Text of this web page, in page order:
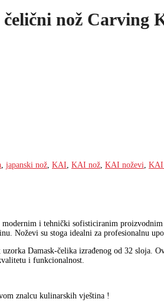
nož Carving
japanski nož KAI KAI nož KAI noževi KAI
i tehnički sofisticiranim
Noževi su stoga idealni za profesionalnu
Damask-čelika izrađenog od 32 sloja.
i funkcionalnost.
znalcu kulinarskih vještina !